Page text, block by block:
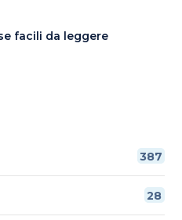
facili da leggere
387
28